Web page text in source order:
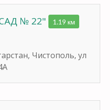
№ 22" 1.19 км
Чистополь, ул